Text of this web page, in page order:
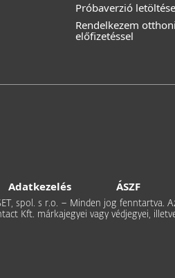
Próbaverzió letöltése
Rendelkezem otthoni
előfizetéssel
Adatkezelés ÁSZF
spol. s r.o. – Minden jog fenntartva.
Kft. márkajegyei vagy védjegyei,